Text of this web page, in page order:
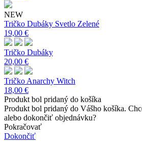
NEW
Tričko Dubáky Svetlo Zelené
19,00 €
Tričko Dubáky
20,00 €
Tričko Anarchy Witch
18,00 €
Produkt bol pridaný do košíka
Produkt bol pridaný do Vášho košíka.
alebo dokončiť objednávku?
Pokračovať
Dokončiť